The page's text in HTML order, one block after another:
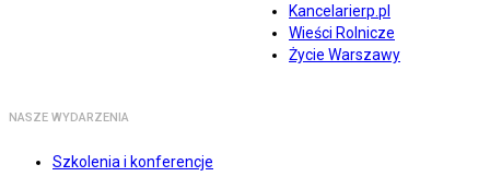
Kancelarierp.pl
Wieści Rolnicze
Życie Warszawy
NASZE WYDARZENIA
Szkolenia i konferencje